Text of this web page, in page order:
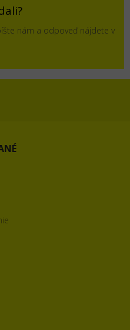
nám a odpoveď nájdete v